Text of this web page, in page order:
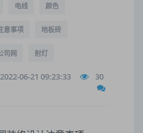
电线 颜色
意事项 地板砖
司网 射灯
2022-06-21 09:23:33 30